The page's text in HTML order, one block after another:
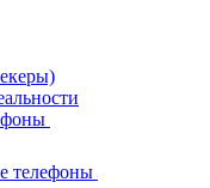
телефоны